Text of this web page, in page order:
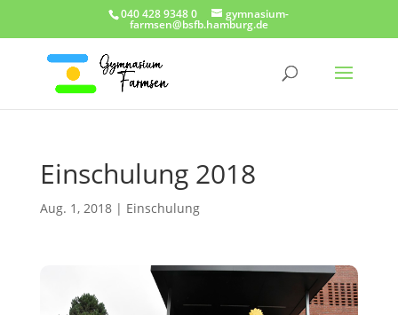
040 428 9348 0 gymnasium-
farmsen@bsfb.hamburg.de
Einschulung 2018
Aug. 1, 2018| Einschulung